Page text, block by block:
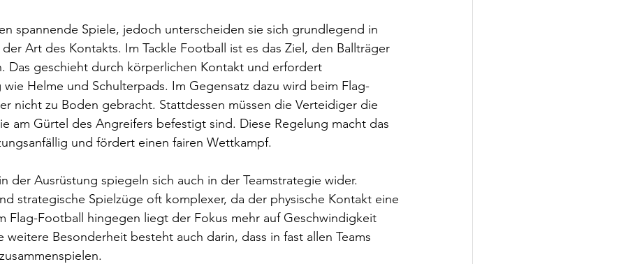
spannende Spiele, jedoch unterscheiden sie sich grundlegend in
Art des Kontakts. Im Tackle Football ist es das Ziel, den Ballträger
Das geschieht durch körperlichen Kontakt und erfordert
wie Helme und Schulterpads. Im Gegensatz dazu wird beim Flag-
nicht zu Boden gebracht. Stattdessen müssen die Verteidiger die
am Gürtel des Angreifers befestigt sind. Diese Regelung macht das
und fördert einen fairen Wettkampf.
der Ausrüstung spiegeln sich auch in der Teamstrategie wider.
strategische Spielzüge oft komplexer, da der physische Kontakt eine
Flag-Football hingegen liegt der Fokus mehr auf Geschwindigkeit
weitere Besonderheit besteht auch darin, dass in fast allen Teams